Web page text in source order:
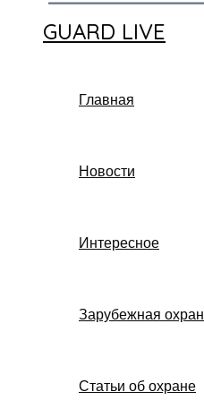
GUARD LIVE
Главная
Новости
Интересное
Зарубежная
Статьи об охране